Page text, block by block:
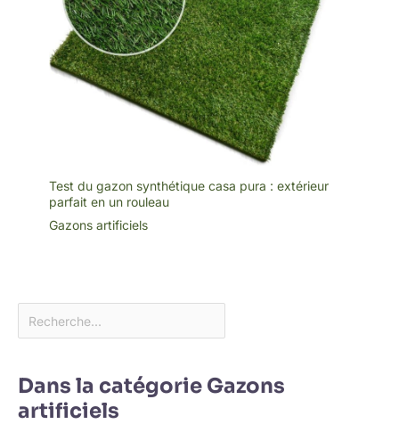
Test du gazon synthétique casa pura : extérieur
parfait en un rouleau
Gazons artificiels
Dans la catégorie Gazons
artificiels